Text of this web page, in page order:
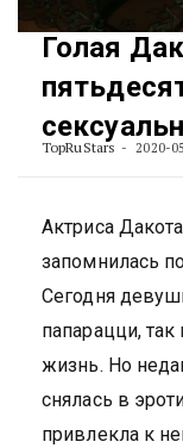
Голая
TopRuStars 2020-
Актриса
запомнилась
Сегодня
папарацци,
жизнь. Но
снялась в
привлекла к